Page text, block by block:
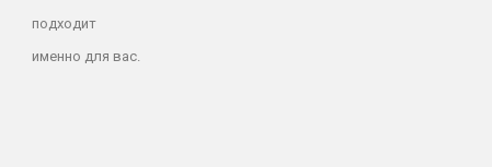
подходит
именно для вас.